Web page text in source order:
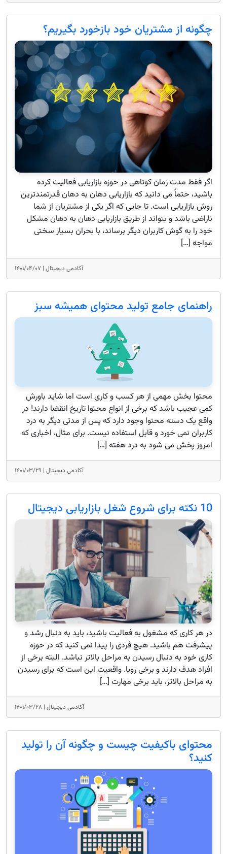
چگونه از مشتریان خود بازخورد بگیریم؟
اگر فقط مدت زمان کوتاهی در حوزه بازاریابی فعالیت کرده
باشید، حتماً می دانید که بازاریابی دهان به دهان قدرتمندترین
روش بازاریابی است. تا جایی که اگر یکی از مشتریان از شما
ناراضی باشد و بتواند از طریق بازاریابی دهان به دهان مشکل
خود را به گوش کاربران دیگر برساند، با بحران بسیار سختی
مواجه […]
آکادمی دیجیتال | ۱۴۰۱/۰۴/۰۷
راهنمای جامع تولید محتوای همیشه سبز
محتوا بخش مهمی از هر کسب و کاری است اما شاید باورش
کمی عجیب باشد که برخی از انواع محتوا تاریخ انقضا دارند! در
واقع یک دسته محتوا وجود دارد که پس از مدتی دیگر به درد
کاربران نمی خورد و قابل استفاده نیست. برای مثال، اخباری که
امروز پخش می شود به درد هفته […]
آکادمی دیجیتال | ۱۴۰۱/۰۳/۲۹
10 نکته برای شروع شغل بازاریابی دیجیتال
در هر کاری که مشغول به فعالیت باشید، باید به دنبال رشد و
پیشرفت هم باشید. هیچ فردی را پیدا نمی کنید که در حوزه
کاری خود به دنبال رسیدن به مراحل بالاتر نباشد. البته برخی از
افراد هدف دارند و برخی رویا. واقعیت این است که برای رسیدن
به مراحل بالاتر، باید برخی مهارت […]
آکادمی دیجیتال | ۱۴۰۱/۰۳/۲۸
محتوای باکیفیت چیست و چگونه آن را تولید
کنید؟